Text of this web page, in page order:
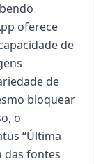
oferece
de
de
bloquear
o
“Última
das fontes